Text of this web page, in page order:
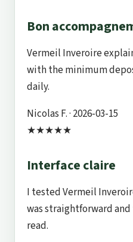
Bon
Vermeil Inveroire
with the minimum
daily.
Nicolas F.· 2026-03-15
★★★★★
Interface claire
I tested Vermeil
was straightforward
read.